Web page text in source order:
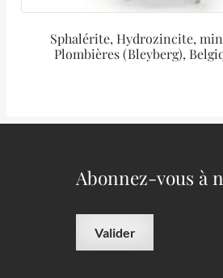
Sphalérite, Hydrozincite,
Plombières (Bleyberg),
Abonnez-vous à